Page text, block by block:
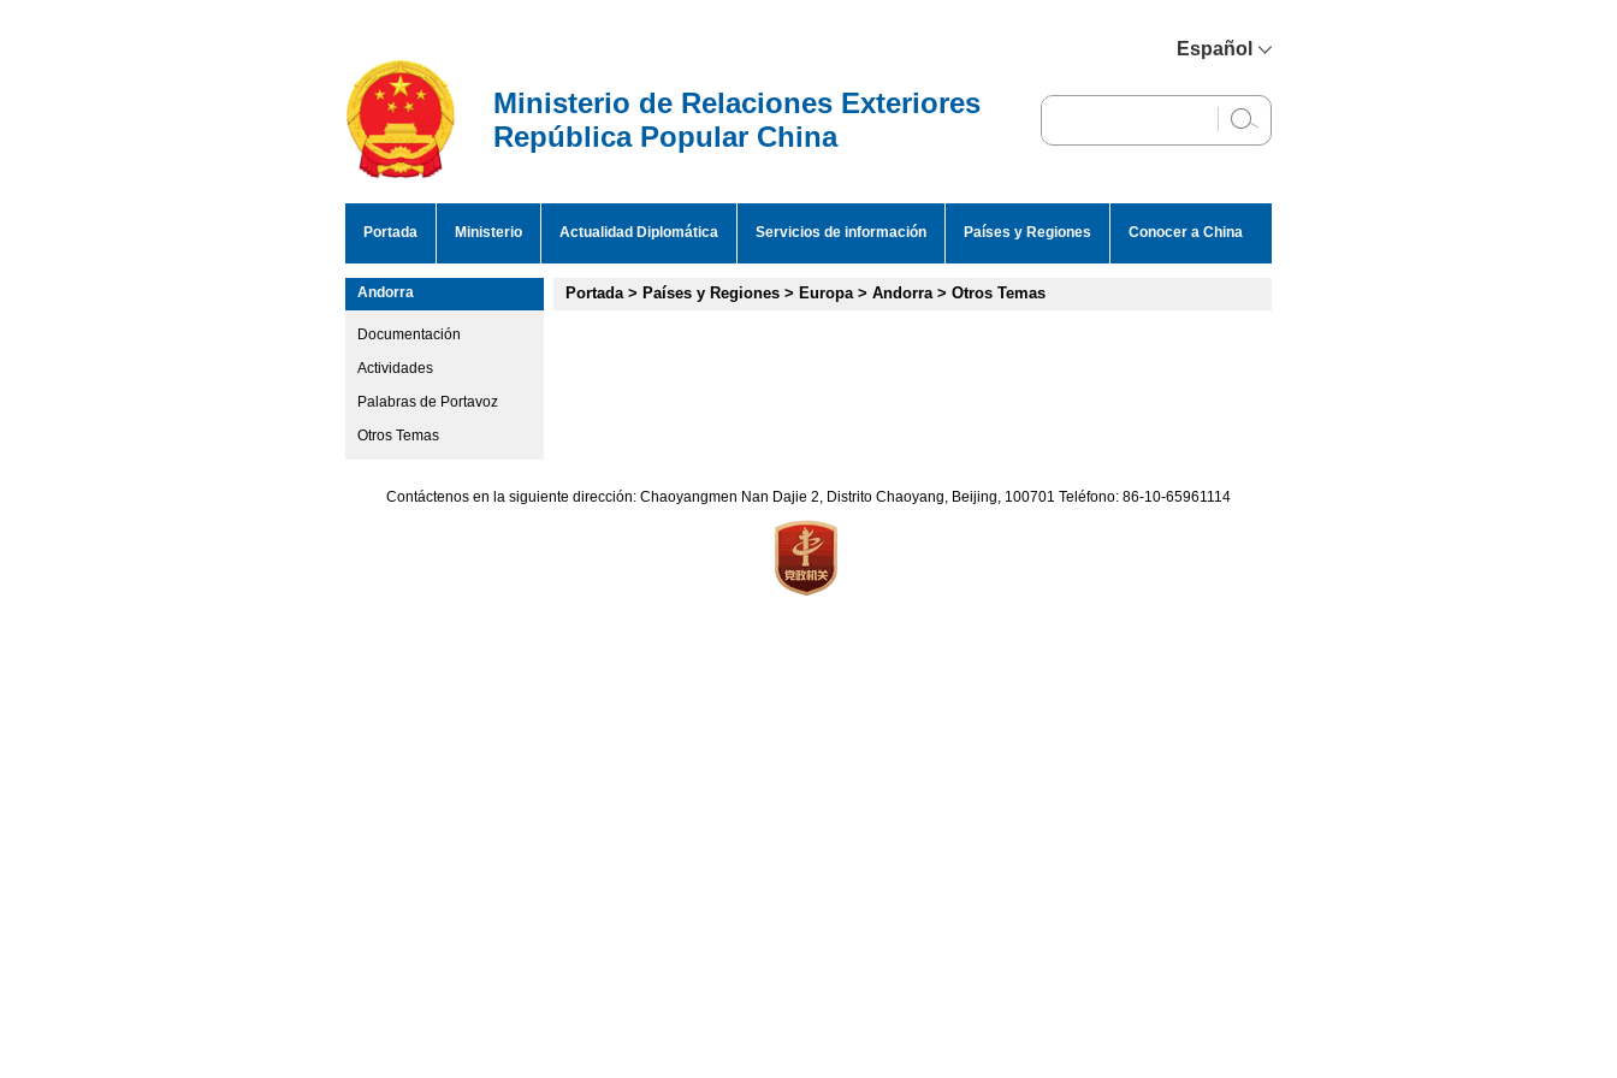
Español
English
Ministerio de Relaciones Exteriores
República Popular China
Portada Ministerio Actualidad Diplomática Servicios de información Países y Regiones Conocer a China
Andorra
Documentación
Actividades
Palabras de Portavoz
Otros Temas
Portada> Países y Regiones > Europa> Andorra> Otros Temas
Contáctenos en la siguiente dirección: Chaoyangmen Nan Dajie 2, Distrito Chaoyang, Beijing, 100701 Teléfono: 86-10-65961114